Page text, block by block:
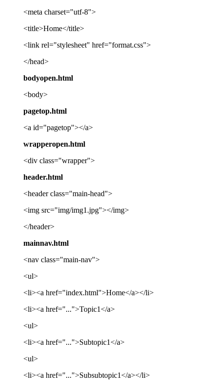
<meta charset="utf-8">
<title>Home</title>
<link rel="stylesheet" href="format.css">
</head>
bodyopen.html
<body>
pagetop.html
<a id="pagetop"></a>
wrapperopen.html
<div class="wrapper">
header.html
<header class="main-head">
<img src="img/img1.jpg"></img>
</header>
mainnav.html
<nav class="main-nav">
<ul>
<li><a href="index.html">Home</a></li>
<li><a href="...">Topic1</a>
<ul>
<li><a href="...">Subtopic1</a>
<ul>
<li><a href="...">Subsubtopic1</a></li>